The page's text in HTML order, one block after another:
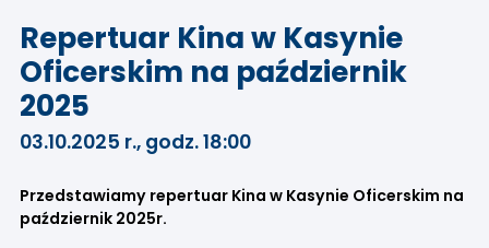
Repertuar Kina w Kasynie
Oficerskim na październik
2025
03.10.2025 r., godz. 18:00
Przedstawiamy repertuar Kina w Kasynie Oficerskim na
październik 2025r.